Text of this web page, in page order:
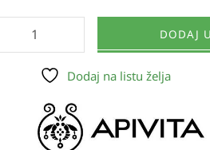
DODAJ
Dodaj na listu želja